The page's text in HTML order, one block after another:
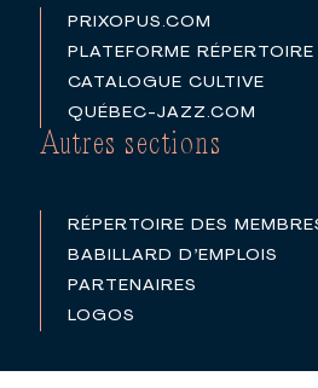
PRIXOPUS.COM
PLATEFORME
CATALOGUE CULTIVE
QUÉBEC-JAZZ.COM
Autres sections
RÉPERTOIRE DES
BABILLARD D’EMPLOIS
PARTENAIRES
LOGOS